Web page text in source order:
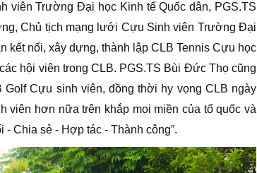
viên Trường Đại học Kinh tế Quốc dân, PGS.TS
Chủ tịch mạng lưới Cựu Sinh viên Trường Đại
kết nối, xây dựng, thành lập CLB Tennis Cựu học
hội viên trong CLB. PGS.TS Bùi Đức Thọ cũng
Cựu sinh viên, đồng thời hy vọng CLB ngày
viên hơn nữa trên khắp mọi miền của tổ quốc và
Chia sẻ - Hợp tác - Thành công”.